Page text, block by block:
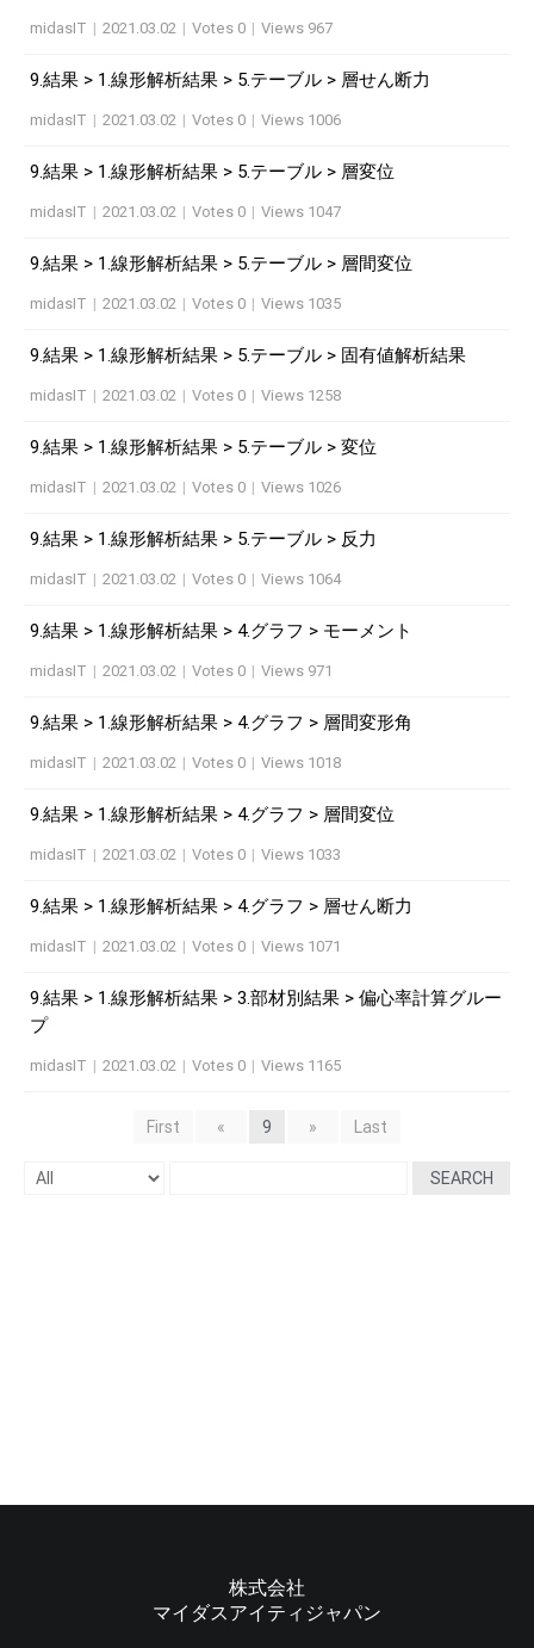
midasIT | 2021.03.02 | Votes 0 | Views 967
9.結果 > 1.線形解析結果 > 5.テーブル > 層せん断力
midasIT | 2021.03.02 | Votes 0 | Views 1006
9.結果 > 1.線形解析結果 > 5.テーブル > 層変位
midasIT | 2021.03.02 | Votes 0 | Views 1047
9.結果 > 1.線形解析結果 > 5.テーブル > 層間変位
midasIT | 2021.03.02 | Votes 0 | Views 1035
9.結果 > 1.線形解析結果 > 5.テーブル > 固有値解析結果
midasIT | 2021.03.02 | Votes 0 | Views 1258
9.結果 > 1.線形解析結果 > 5.テーブル > 変位
midasIT | 2021.03.02 | Votes 0 | Views 1026
9.結果 > 1.線形解析結果 > 5.テーブル > 反力
midasIT | 2021.03.02 | Votes 0 | Views 1064
9.結果 > 1.線形解析結果 > 4.グラフ > モーメント
midasIT | 2021.03.02 | Votes 0 | Views 971
9.結果 > 1.線形解析結果 > 4.グラフ > 層間変形角
midasIT | 2021.03.02 | Votes 0 | Views 1018
9.結果 > 1.線形解析結果 > 4.グラフ > 層間変位
midasIT | 2021.03.02 | Votes 0 | Views 1033
9.結果 > 1.線形解析結果 > 4.グラフ > 層せん断力
midasIT | 2021.03.02 | Votes 0 | Views 1071
9.結果 > 1.線形解析結果 > 3.部材別結果 > 偏心率計算グルー
プ
midasIT | 2021.03.02 | Votes 0 | Views 1165
First « 9 » Last
SEARCH
株式会社
マイダスアイティジャパン